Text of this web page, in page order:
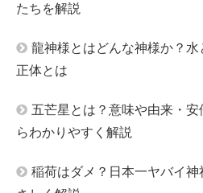
たちを解説
龍神様とはどんな神様か？
正体とは
五芒星とは？意味や由来・
らわかりやすく解説
稲荷はダメ？日本一ヤバイ